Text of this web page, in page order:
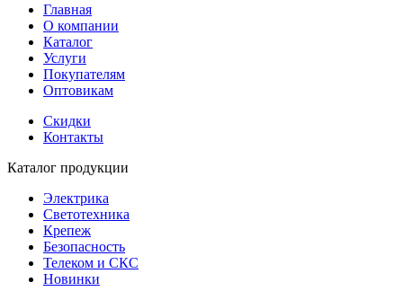
Главная
О компании
Каталог
Услуги
Покупателям
Оптовикам
Скидки
Контакты
Каталог продукции
Электрика
Светотехника
Крепеж
Безопасность
Телеком и СКС
Новинки